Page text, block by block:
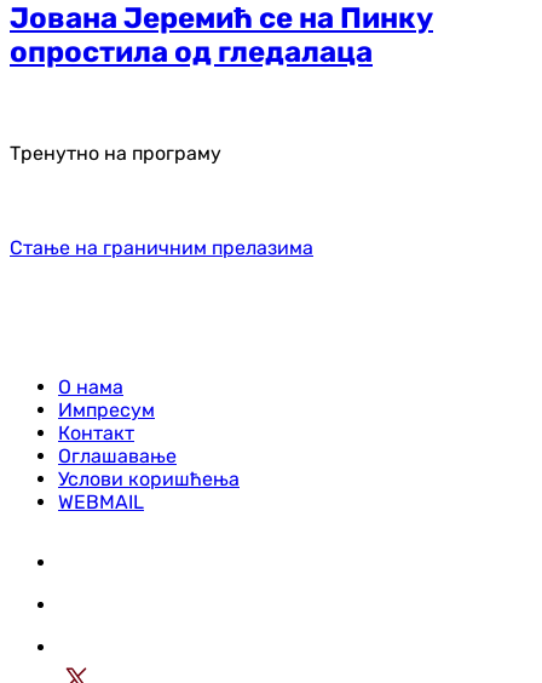
Јована Јеремић се на Пинку
опростила од гледалаца
Тренутно на програму
Стање на граничним прелазима
О нама
Импресум
Контакт
Оглашавање
Услови коришћења
WEBMAIL